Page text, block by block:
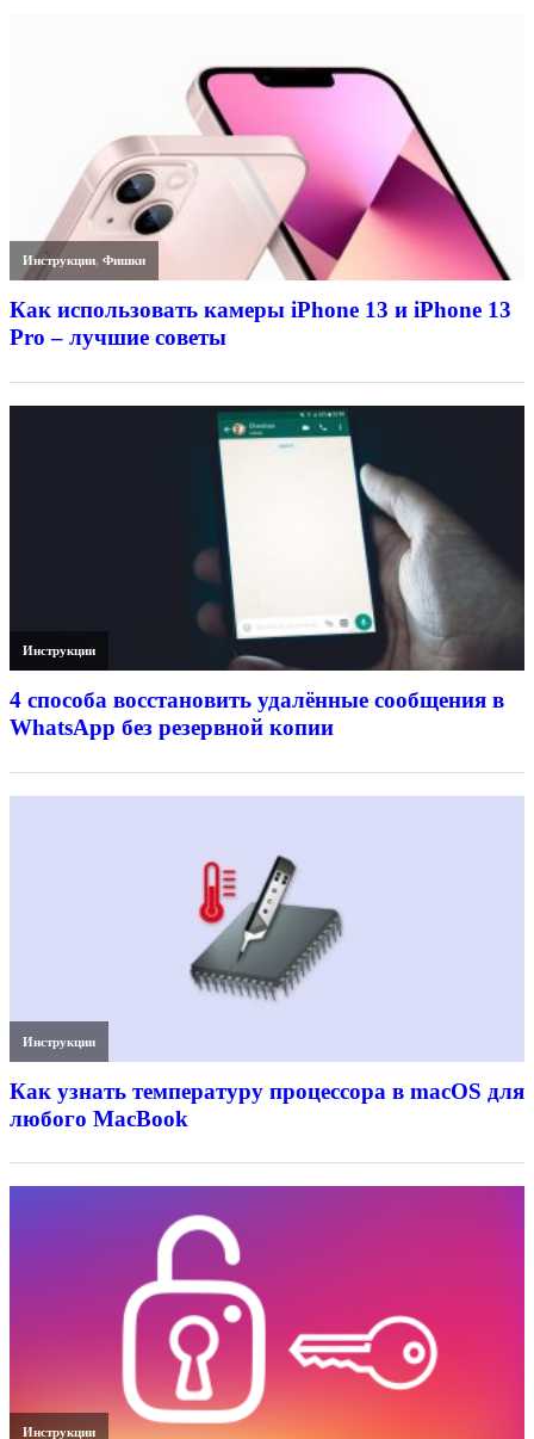
Инструкции,Фишки
Как использовать камеры iPhone 13 и iPhone 13
Pro – лучшие советы
Инструкции
4 способа восстановить удалённые сообщения в
WhatsApp без резервной копии
Инструкции
Как узнать температуру процессора в macOS для
любого MacBook
Инструкции